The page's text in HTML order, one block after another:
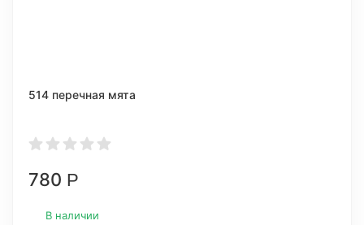
514 перечная мята
780 Р
В наличии